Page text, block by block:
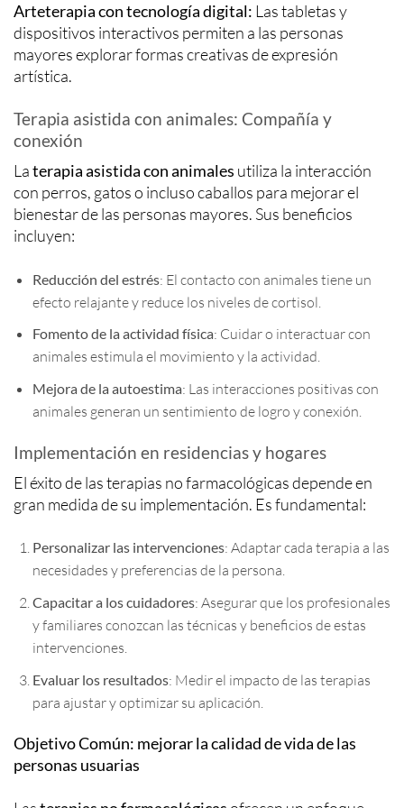
Arteterapia con tecnología digital: Las tabletas y
dispositivos interactivos permiten a las personas
mayores explorar formas creativas de expresión
artística.
Terapia asistida con animales: Compañía y
conexión
Laterapia asistida con animales utiliza la interacción
con perros, gatos o incluso caballos para mejorar el
bienestar de las personas mayores. Sus beneficios
incluyen:
Reducción del estrés: El contacto con animales tiene un
efecto relajante y reduce los niveles de cortisol.
Fomento de la actividad física: Cuidar o interactuar con
animales estimula el movimiento y la actividad.
Mejora de la autoestima: Las interacciones positivas con
animales generan un sentimiento de logro y conexión.
Implementación en residencias y hogares
El éxito de las terapias no farmacológicas depende en
gran medida de su implementación. Es fundamental:
Personalizar las intervenciones: Adaptar cada terapia a las
necesidades y preferencias de la persona.
Capacitar a los cuidadores: Asegurar que los profesionales
y familiares conozcan las técnicas y beneficios de estas
intervenciones.
Evaluar los resultados: Medir el impacto de las terapias
para ajustar y optimizar su aplicación.
Objetivo Común: mejorar la calidad de vida de las
personas usuarias